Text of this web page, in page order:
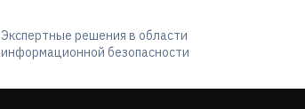
Экспертные решения в области
информационной безопасности